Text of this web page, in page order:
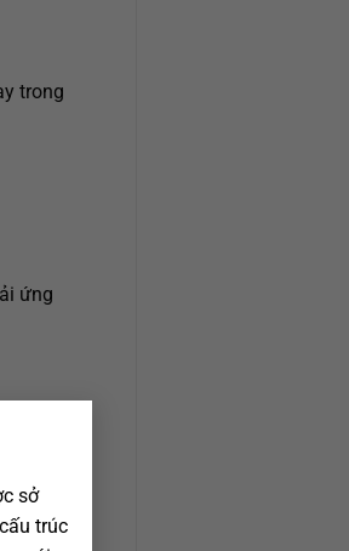
sở
trúc
trong
ứng
thêm
thì họ